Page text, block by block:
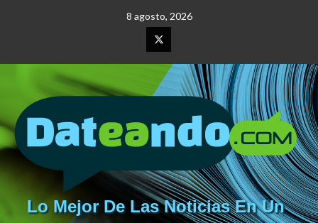
8 agosto, 2026
Elemento
del
menú
Lo Mejor De Las Noticias En Un